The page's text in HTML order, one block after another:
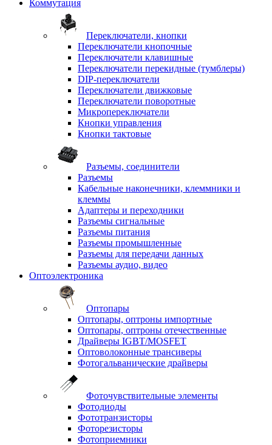
Коммутация
Переключатели, кнопки
Переключатели кнопочные
Переключатели клавишные
Переключатели перекидные (тумблеры)
DIP-переключатели
Переключатели движковые
Переключатели поворотные
Микропереключатели
Кнопки управления
Кнопки тактовые
Разъемы, соединители
Разъемы
Кабельные наконечники, клеммники и
клеммы
Адаптеры и переходники
Разъемы сигнальные
Разъемы питания
Разъемы промышленные
Разъемы для передачи данных
Разъемы аудио, видео
Оптоэлектроника
Оптопары
Оптопары, оптроны импортные
Оптопары, оптроны отечественные
Драйверы IGBT/MOSFET
Оптоволоконные трансиверы
Фотогальванические драйверы
Фоточувствительные элементы
Фотодиоды
Фототранзисторы
Фоторезисторы
Фотоприемники